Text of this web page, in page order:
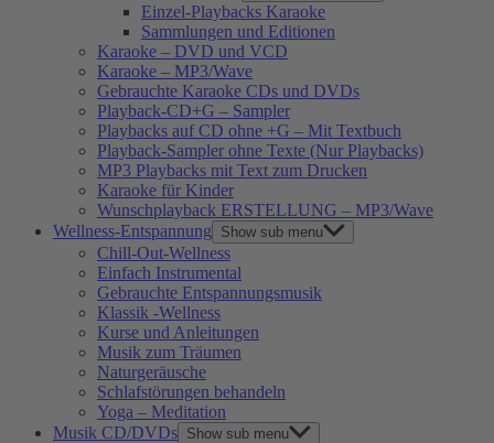
Einzel-Playbacks Karaoke
Sammlungen und Editionen
Karaoke – DVD und VCD
Karaoke – MP3/Wave
Gebrauchte Karaoke CDs und DVDs
Playback-CD+G – Sampler
Playbacks auf CD ohne +G – Mit Textbuch
Playback-Sampler ohne Texte (Nur Playbacks)
MP3 Playbacks mit Text zum Drucken
Karaoke für Kinder
Wunschplayback ERSTELLUNG – MP3/Wave
Wellness-Entspannung
Show sub menu
Chill-Out-Wellness
Einfach Instrumental
Gebrauchte Entspannungsmusik
Klassik -Wellness
Kurse und Anleitungen
Musik zum Träumen
Naturgeräusche
Schlafstörungen behandeln
Yoga – Meditation
Musik CD/DVDs Show sub menu